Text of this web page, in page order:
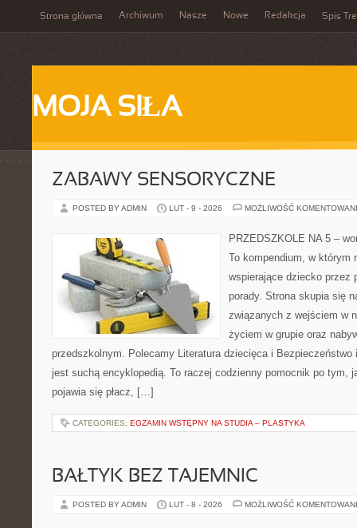
Strona główna Archiwum Nasze Nowe Redakcja Spis
MOJA SIŁA
ZABAWY SENSORYCZNE
POSTED BY ADMIN LUT - 9 - 2026 MOŻLIWOŚĆ
PRZEDSZKOLE NA 5 –
To kompendium, w którym
wspierające dziecko przez
porady. Strona skupia się
związanych z wejściem w
życiem w grupie oraz
przedszkolnym. Polecamy Literatura dziecięca i Bezpieczeństwo
jest suchą encyklopedią. To raczej codzienny pomocnik po tym,
pojawia się płacz, […]
CATEGORIES: EGZAMIN WSTĘPNY NA STUDIA – PLASTYKA
BAŁTYK BEZ TAJEMNIC
POSTED BY ADMIN LUT - 8 - 2026 MOŻLIWOŚĆ